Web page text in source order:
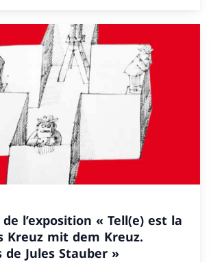
l’exposition « Tell(e) est la
Kreuz mit dem Kreuz.
de Jules Stauber »